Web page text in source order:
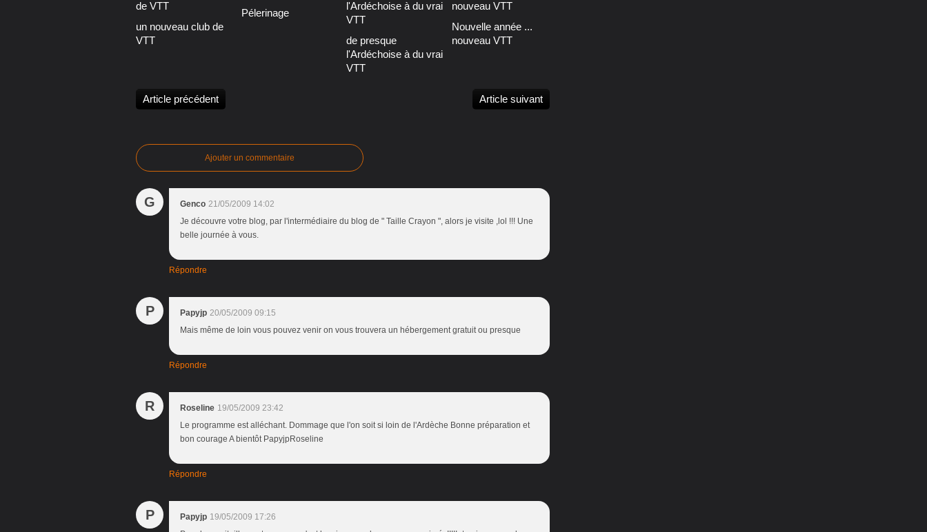
un nouveau club de
VTT
Pélerinage
de presque
l'Ardéchoise à du vrai
VTT
Nouvelle année ...
nouveau VTT
Article précédent Article suivant
Ajouter un commentaire
G Genco 21/05/2009 14:02
Je découvre votre blog, par l'intermédiaire du blog de " Taille Crayon ", alors je visite ,lol !!! Une
belle journée à vous.
Répondre
P Papyjp 20/05/2009 09:15
Mais même de loin vous pouvez venir on vous trouvera un hébergement gratuit ou presque
Répondre
R Roseline 19/05/2009 23:42
Le programme est alléchant. Dommage que l'on soit si loin de l'Ardèche Bonne préparation et
bon courage A bientôt PapyjpRoseline
Répondre
P Papyjp 19/05/2009 17:26